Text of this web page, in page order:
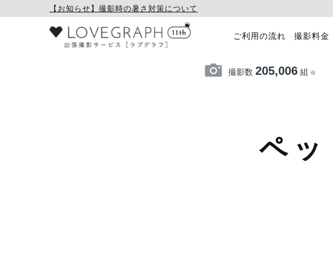
【お知らせ】撮影時の暑さ対策について
ご利用の流れ 撮影料金
撮影数 205,006組 ※
ペ